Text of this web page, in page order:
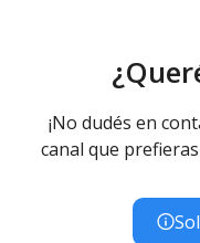
¡No dudés en
canal que